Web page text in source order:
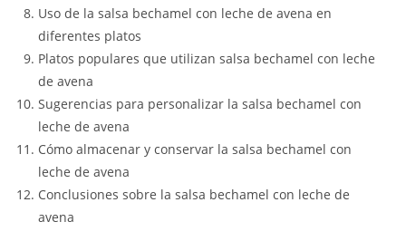
Uso de la salsa bechamel con leche de avena en
diferentes platos
Platos populares que utilizan salsa bechamel con leche
de avena
Sugerencias para personalizar la salsa bechamel con
leche de avena
Cómo almacenar y conservar la salsa bechamel con
leche de avena
Conclusiones sobre la salsa bechamel con leche de
avena